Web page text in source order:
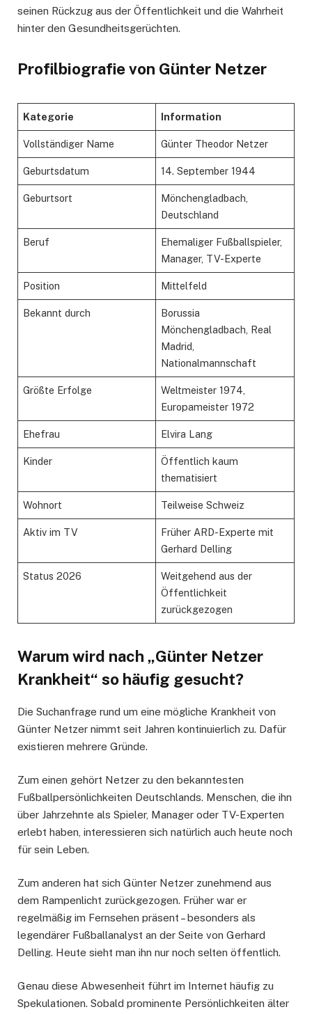
seinen Rückzug aus der Öffentlichkeit und die Wahrheit
hinter den Gesundheitsgerüchten.
Profilbiografie von Günter Netzer
Kategorie Information
Vollständiger Name Günter Theodor Netzer
Geburtsdatum 14. September 1944
Geburtsort
Mönchengladbach,
Deutschland
Beruf
Ehemaliger Fußballspieler,
Manager, TV-Experte
Position Mittelfeld
Bekannt durch
Borussia
Mönchengladbach, Real
Madrid,
Nationalmannschaft
Größte Erfolge
Weltmeister 1974,
Europameister 1972
Ehefrau Elvira Lang
Kinder
Öffentlich kaum
thematisiert
Wohnort Teilweise Schweiz
Aktiv im TV
Früher ARD-Experte mit
Gerhard Delling
Status 2026
Weitgehend aus der
Öffentlichkeit
zurückgezogen
Warum wird nach „Günter Netzer
Krankheit“ so häufig gesucht?
Die Suchanfrage rund um eine mögliche Krankheit von
Günter Netzer nimmt seit Jahren kontinuierlich zu. Dafür
existieren mehrere Gründe.
Zum einen gehört Netzer zu den bekanntesten
Fußballpersönlichkeiten Deutschlands. Menschen, die ihn
über Jahrzehnte als Spieler, Manager oder TV-Experten
erlebt haben, interessieren sich natürlich auch heute noch
für sein Leben.
Zum anderen hat sich Günter Netzer zunehmend aus
dem Rampenlicht zurückgezogen. Früher war er
regelmäßig im Fernsehen präsent – besonders als
legendärer Fußballanalyst an der Seite von Gerhard
Delling. Heute sieht man ihn nur noch selten öffentlich.
Genau diese Abwesenheit führt im Internet häufig zu
Spekulationen. Sobald prominente Persönlichkeiten älter